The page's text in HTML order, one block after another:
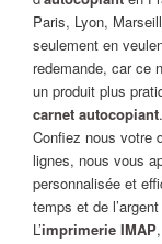
Paris, Lyon,
seulement en
redemande, car ce
un produit plus
carnet autocopiant.
Confiez nous votre
lignes, nous vous
personnalisée et
temps et de l’argent
L’imprimerie IMAP